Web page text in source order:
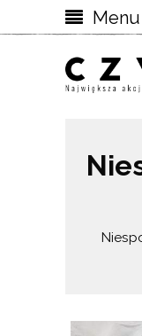
Menu